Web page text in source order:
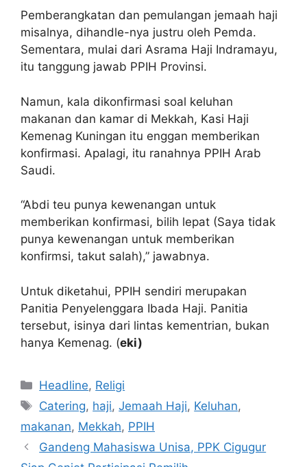
Pemberangkatan dan pemulangan jemaah haji
misalnya, dihandle-nya justru oleh Pemda.
Sementara, mulai dari Asrama Haji Indramayu,
itu tanggung jawab PPIH Provinsi.
Namun, kala dikonfirmasi soal keluhan
makanan dan kamar di Mekkah, Kasi Haji
Kemenag Kuningan itu enggan memberikan
konfirmasi. Apalagi, itu ranahnya PPIH Arab
Saudi.
“Abdi teu punya kewenangan untuk
memberikan konfirmasi, bilih lepat (Saya tidak
punya kewenangan untuk memberikan
konfirmsi, takut salah),” jawabnya.
Untuk diketahui, PPIH sendiri merupakan
Panitia Penyelenggara Ibada Haji. Panitia
tersebut, isinya dari lintas kementrian, bukan
hanya Kemenag. (eki)
Kategori
Headline, Religi
Tag
Catering, haji,Jemaah Haji, Keluhan,
makanan, Mekkah, PPIH
Gandeng Mahasiswa Unisa, PPK Cigugur